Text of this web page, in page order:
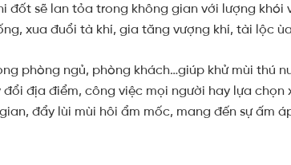
đốt sẽ lan tỏa trong không gian với lượng khói
xua đuổi tà khí, gia tăng vượng khí, tài lộc
phòng ngủ, phòng khách…giúp khử mùi thú
địa điểm, công việc mọi người hay lựa chọn
đẩy lùi mùi hôi ẩm mốc, mang đến sự ấm